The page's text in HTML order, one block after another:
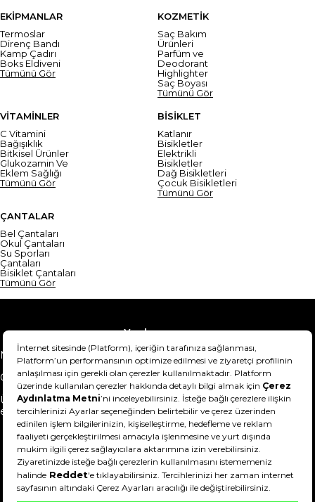
EKİPMANLAR
Termoslar
Direnç Bandı
Kamp Çadırı
Boks Eldiveni
Tümünü Gör
KOZMETİK
Saç Bakım
Ürünleri
Parfüm ve
Deodorant
Highlighter
Saç Boyası
Tümünü Gör
VİTAMİNLER
C Vitamini
Bağışıklık
Bitkisel Ürünler
Glukozamin Ve
Eklem Sağlığı
Tümünü Gör
BİSİKLET
Katlanır
Bisikletler
Elektrikli
Bisikletler
Dağ Bisikletleri
Çocuk Bisikletleri
Tümünü Gör
ÇANTALAR
Bel Çantaları
Okul Çantaları
Su Sporları
Çantaları
Bisiklet Çantaları
Tümünü Gör
Yardım
Mesafeli Satış Sözleşmesi
Teslimat Bilgisi
Gizlilik Sözleşmesi
Şartlar & Koşullar
Ürünümü nasıl iade
edebilirim?
Hakkımızda